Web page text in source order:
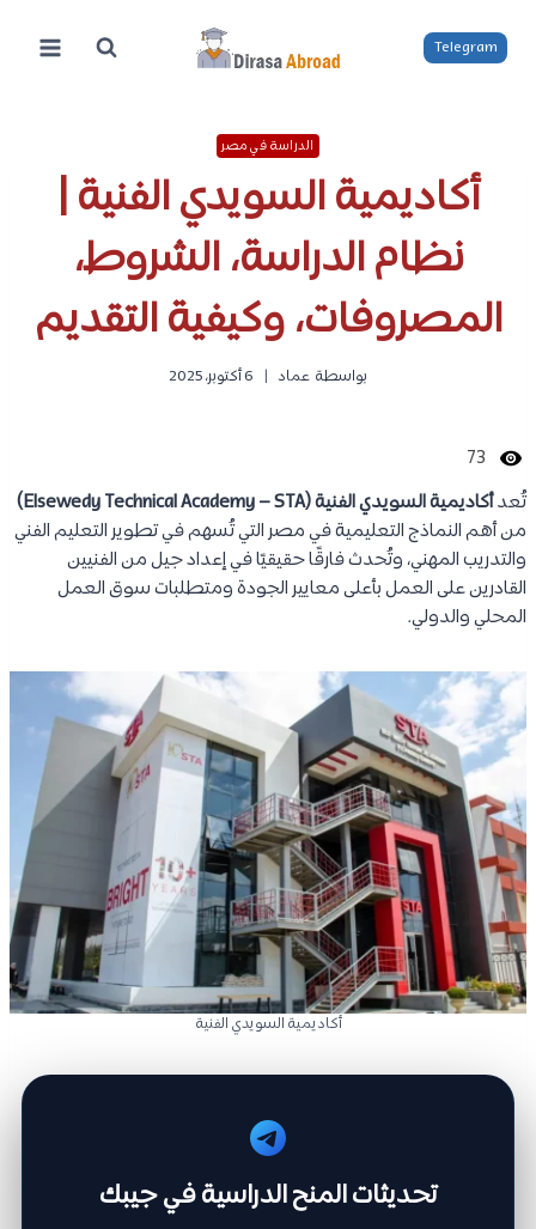
المحتوى
Telegram
الدراسة في مصر
أكاديمية السويدي الفنية |
نظام الدراسة، الشروط،
المصروفات، وكيفية التقديم
بواسطة عماد 6 أكتوبر، 2025
73
تُعدأكاديمية السويدي الفنية (Elsewedy Technical Academy – STA)
من أهم النماذج التعليمية في مصر التي تُسهم في تطوير التعليم الفني
والتدريب المهني، وتُحدث فارقًا حقيقيًا في إعداد جيل من الفنيين
القادرين على العمل بأعلى معايير الجودة ومتطلبات سوق العمل
المحلي والدولي.
أكاديمية السويدي الفنية
تحديثات المنح الدراسية في جيبك